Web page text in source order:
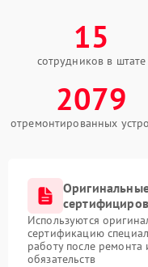
15
сотрудников в штате
2079
отремонтированных
Используются
сертификацию
работу после
обязательств